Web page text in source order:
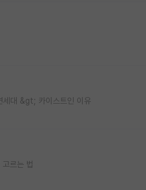
대 &gt; 카이스트인 이유
르는 법